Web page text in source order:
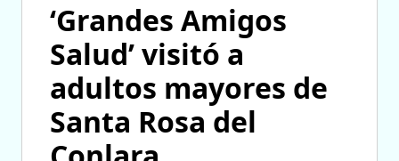
‘Grandes Amigos
Salud’ visitó a
adultos mayores de
Santa Rosa del